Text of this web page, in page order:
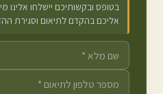
בטופס ובקשותיכם יישלחו אלינו
אליכם בהקדם לתיאום וסגירת